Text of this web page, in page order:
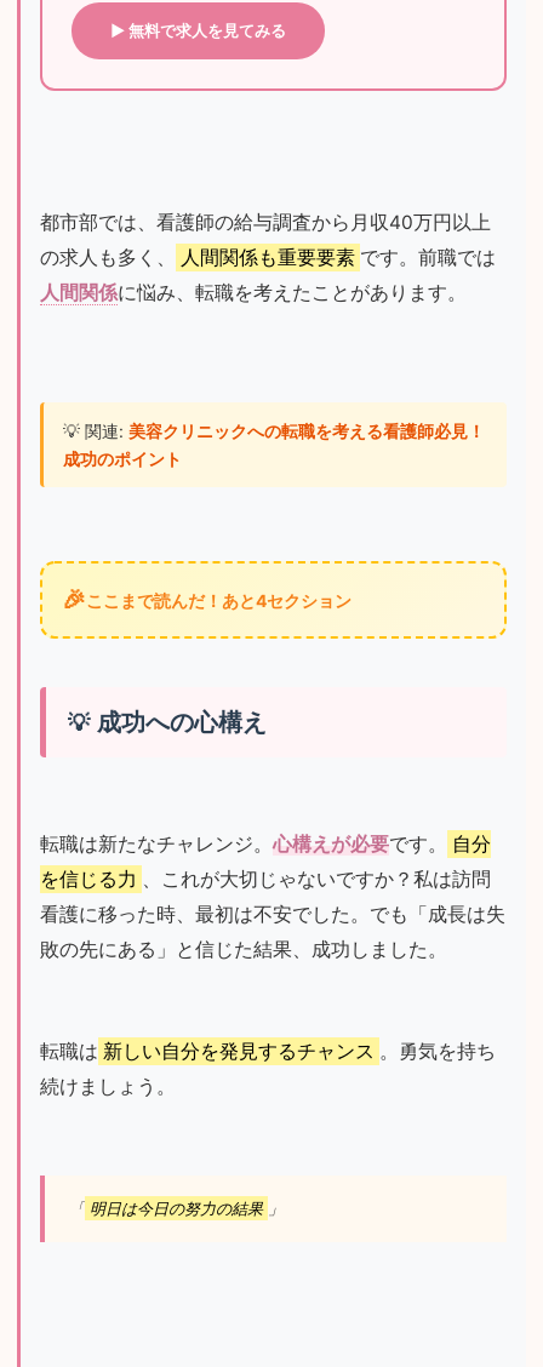
▶ 無料で求人を見てみる
都市部では、看護師の給与調査から月収40万円以上
の求人も多く、
人間関係も重要要素 です。前職では
人間関係に悩み、転職を考えたことがあります。
💡 関連: 美容クリニックへの転職を考える看護師必見！
成功のポイント
🎉ここまで読んだ！あと4セクション
成功への心構え
転職は新たなチャレンジ。心構えが必要です。
自分
を信じる力 、これが大切じゃないですか？私は訪問
看護に移った時、最初は不安でした。でも「成長は失
敗の先にある」と信じた結果、成功しました。
転職は 新しい自分を発見するチャンス 。勇気を持ち
続けましょう。
「 明日は今日の努力の結果 」